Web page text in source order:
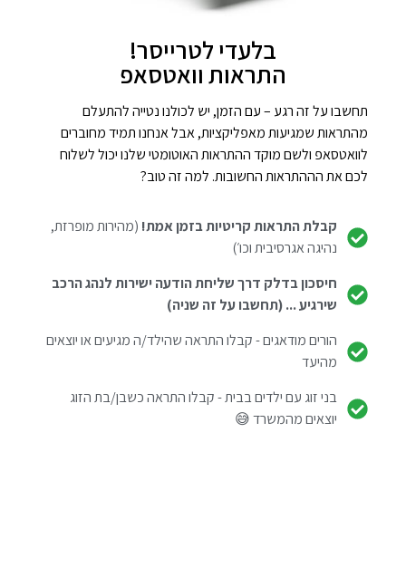
בלעדי לטרייסר!
התראות וואטסאפ
תחשבו על זה רגע – עם הזמן, יש לכולנו נטייה להתעלם
מהתראות שמגיעות מאפליקציות, אבל אנחנו תמיד מחוברים
לוואטסאפ ולשם מוקד ההתראות האוטומטי שלנו יכול לשלוח
לכם את הההתראות החשובות. למה זה טוב?
קבלת התראות קריטיות בזמן אמת! (מהירות מופרזת,
נהיגה אגרסיבית וכו׳)
חיסכון בדלק דרך שליחת הודעה ישירות לנהג הרכב
שירגיע ... (תחשבו על זה שניה)
הורים מודאגים - קבלו התראה שהילד/ה מגיעים או יוצאים
מהיעד
בני זוג עם ילדים בבית - קבלו התראה כשבן/בת הזוג
יוצאים מהמשרד 😅